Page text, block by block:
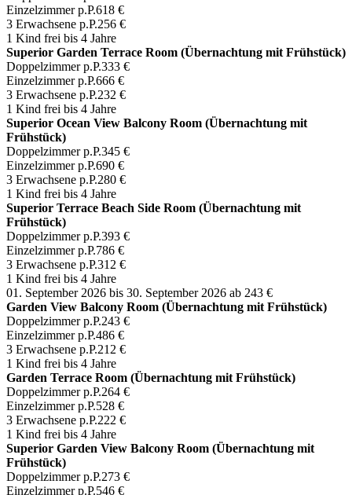
Einzelzimmer p.P.618 €
3 Erwachsene p.P.256 €
1 Kind frei bis 4 Jahre
Superior Garden Terrace Room (Übernachtung mit Frühstück)
Doppelzimmer p.P.333 €
Einzelzimmer p.P.666 €
3 Erwachsene p.P.232 €
1 Kind frei bis 4 Jahre
Superior Ocean View Balcony Room (Übernachtung mit
Frühstück)
Doppelzimmer p.P.345 €
Einzelzimmer p.P.690 €
3 Erwachsene p.P.280 €
1 Kind frei bis 4 Jahre
Superior Terrace Beach Side Room (Übernachtung mit
Frühstück)
Doppelzimmer p.P.393 €
Einzelzimmer p.P.786 €
3 Erwachsene p.P.312 €
1 Kind frei bis 4 Jahre
01. September 2026 bis 30. September 2026 ab 243 €
Garden View Balcony Room (Übernachtung mit Frühstück)
Doppelzimmer p.P.243 €
Einzelzimmer p.P.486 €
3 Erwachsene p.P.212 €
1 Kind frei bis 4 Jahre
Garden Terrace Room (Übernachtung mit Frühstück)
Doppelzimmer p.P.264 €
Einzelzimmer p.P.528 €
3 Erwachsene p.P.222 €
1 Kind frei bis 4 Jahre
Superior Garden View Balcony Room (Übernachtung mit
Frühstück)
Doppelzimmer p.P.273 €
Einzelzimmer p.P.546 €